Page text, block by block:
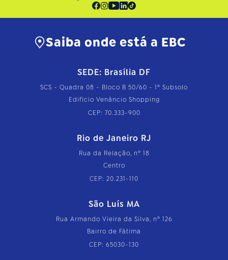
Saiba onde está a EBC
SEDE: Brasília DF
SCS - Quadra 08 - Bloco B 50/60 - 1º Subsolo
Edifício Venâncio Shopping
CEP: 70.333-900
Rio de Janeiro RJ
Rua da Relação, nº 18
Centro
CEP: 20.231-110
São Luís MA
Rua Armando Vieira da Silva, nº 126
Bairro de Fátima
CEP: 65030-130